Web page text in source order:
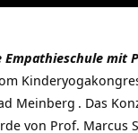
mit
Meinberg . Das
von Prof. Marcus